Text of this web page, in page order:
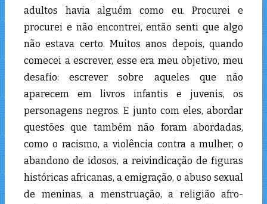
adultos havia alguém como eu. Procurei e
procurei e não encontrei, então senti que algo
não estava certo. Muitos anos depois, quando
comecei a escrever, esse era meu objetivo, meu
desafio: escrever sobre aqueles que não
aparecem em livros infantis e juvenis, os
personagens negros. E junto com eles, abordar
questões que também não foram abordadas,
como o racismo, a violência contra a mulher, o
abandono de idosos, a reivindicação de figuras
históricas africanas, a emigração, o abuso sexual
de meninas, a menstruação, a religião afro-